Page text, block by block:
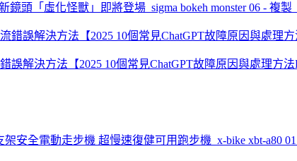
鏡頭「虛化怪獸」即將登場_sigma bokeh monster 06 - 複製
誤解決方法【2025 10個常見ChatGPT故障原因與處理方法